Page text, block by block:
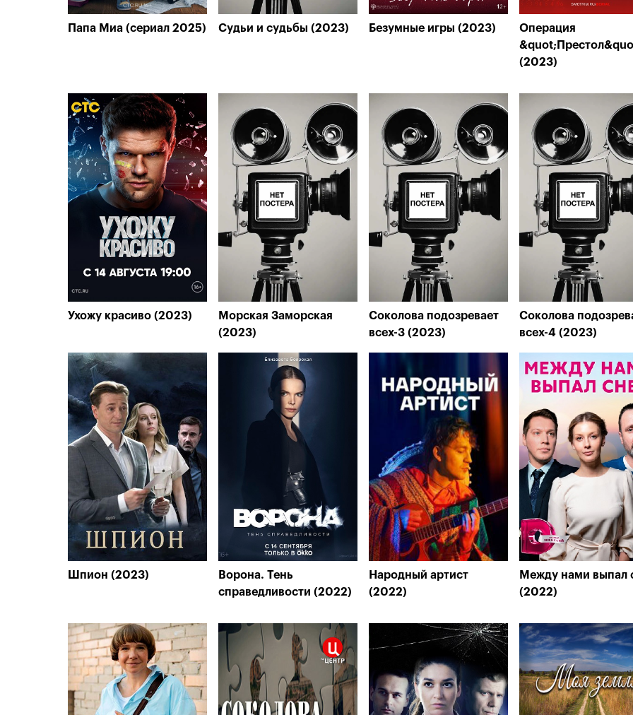
Папа Миа (сериал 2025) Судьи и судьбы (2023) Безумные игры (2023)
Операция
(2023)
Ухожу красиво (2023)
Морская Заморская
(2023)
Соколова подозревает
всех-3 (2023)
Соколова
всех-4 (2023)
Шпион (2023)
Ворона. Тень
справедливости (2022)
Народный артист
(2022)
Между нами выпал
(2022)